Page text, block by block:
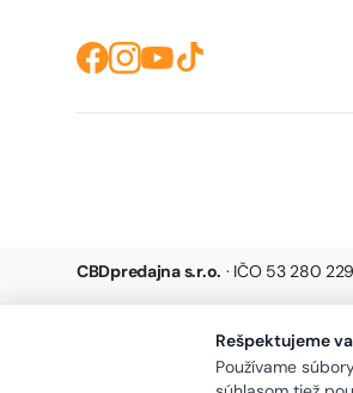
CBDpredajna s.r.o. · IČO 53 280
Rešpektujeme
Používame